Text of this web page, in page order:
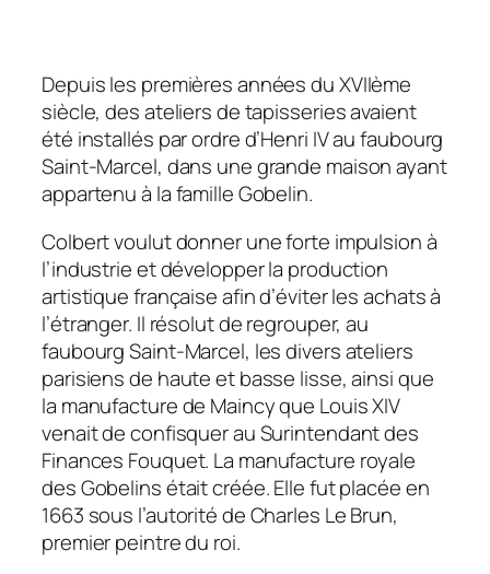
Depuis les premières années du XVIIème
siècle, des ateliers de tapisseries avaient
été installés par ordre d’Henri IV au faubourg
Saint-Marcel, dans une grande maison ayant
appartenu à la famille Gobelin.
Colbert voulut donner une forte impulsion à
l’industrie et développer la production
artistique française afin d’éviter les achats à
l’étranger. Il résolut de regrouper, au
faubourg Saint-Marcel, les divers ateliers
parisiens de haute et basse lisse, ainsi que
la manufacture de Maincy que Louis XIV
venait de confisquer au Surintendant des
Finances Fouquet. La manufacture royale
des Gobelins était créée. Elle fut placée en
1663 sous l’autorité de Charles Le Brun,
premier peintre du roi.